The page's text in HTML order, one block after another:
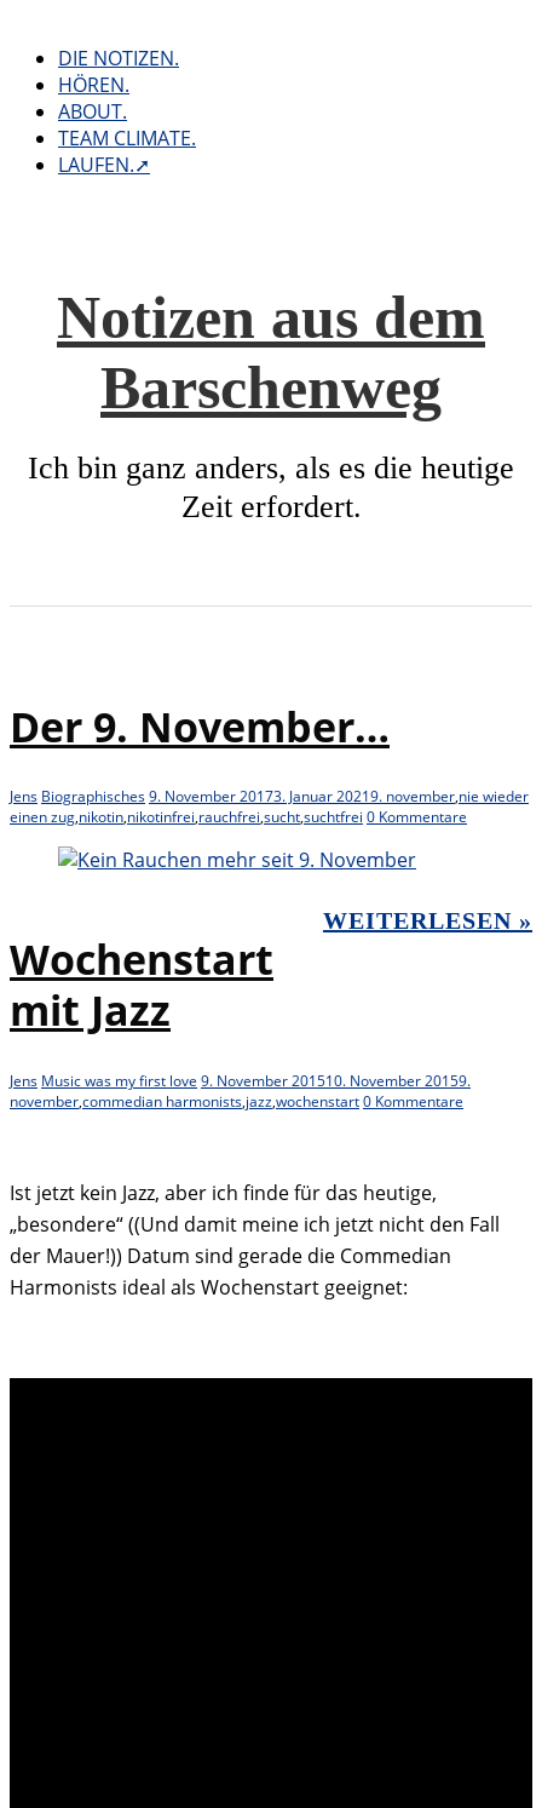
contentDIE NOTIZEN.
HÖREN.
ABOUT.
TEAM CLIMATE.
LAUFEN.➚
Notizen aus dem
Barschenweg
Ich bin ganz anders, als es die heutige
Zeit erfordert.
Der 9. November…
Jens Biographisches9. November 20173. Januar 20219. november,nie wieder
einen zug,nikotin,nikotinfrei,rauchfrei,sucht,suchtfrei 0 Kommentare
WEITERLESEN »
Wochenstart
mit Jazz
Jens Music was my first love 9. November 201510. November 20159.
november,commedian harmonists,jazz,wochenstart0 Kommentare
Ist jetzt kein Jazz, aber ich finde für das heutige,
„besondere“ ((Und damit meine ich jetzt nicht den Fall
der Mauer!)) Datum sind gerade die Commedian
Harmonists ideal als Wochenstart geeignet: